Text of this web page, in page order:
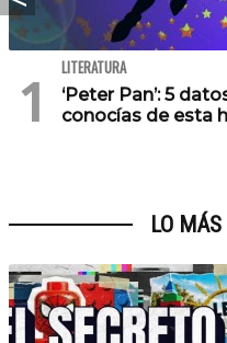
LITERATURA
‘Peter Pan’: 5
conocías de esta
LO